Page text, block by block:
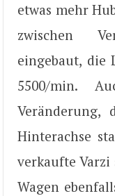
etwas mehr
zwischen
eingebaut, die
5500/min.
Hinterachse
verkaufte
Wagen